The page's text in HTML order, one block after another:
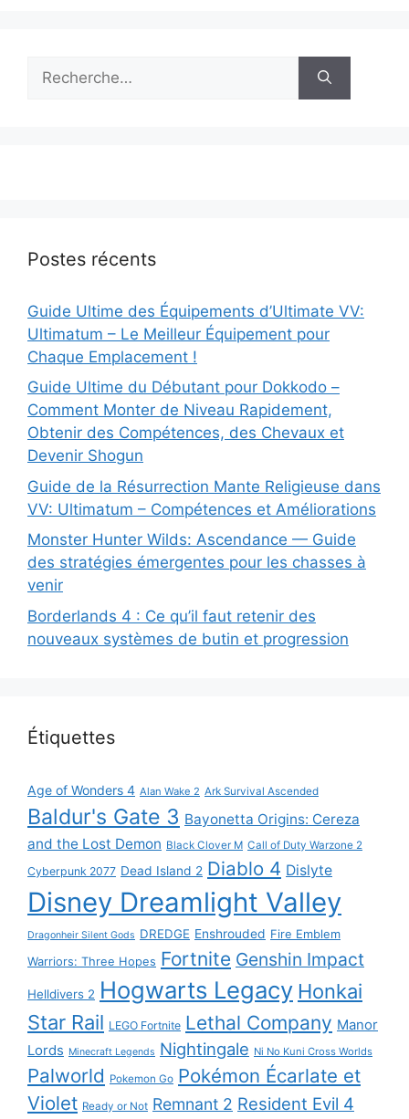
Postes récents
Guide Ultime des Équipements d’Ultimate VV:
Ultimatum – Le Meilleur Équipement pour
Chaque Emplacement !
Guide Ultime du Débutant pour Dokkodo –
Comment Monter de Niveau Rapidement,
Obtenir des Compétences, des Chevaux et
Devenir Shogun
Guide de la Résurrection Mante Religieuse dans
VV: Ultimatum – Compétences et Améliorations
Monster Hunter Wilds: Ascendance — Guide
des stratégies émergentes pour les chasses à
venir
Borderlands 4 : Ce qu’il faut retenir des
nouveaux systèmes de butin et progression
Étiquettes
Age of Wonders 4 Alan Wake 2 Ark Survival Ascended
Baldur's Gate 3 Bayonetta Origins: Cereza
and the Lost Demon Black Clover M Call of Duty Warzone 2
Cyberpunk 2077 Dead Island 2 Diablo 4 Dislyte
Disney Dreamlight Valley
Dragonheir Silent Gods DREDGE Enshrouded Fire Emblem
Warriors: Three Hopes Fortnite Genshin Impact
Helldivers 2 Hogwarts Legacy Honkai
Star Rail LEGO Fortnite Lethal Company Manor
Lords Minecraft Legends Nightingale Ni No Kuni Cross Worlds
Palworld Pokemon Go Pokémon Écarlate et
Violet Ready or Not Remnant 2 Resident Evil 4